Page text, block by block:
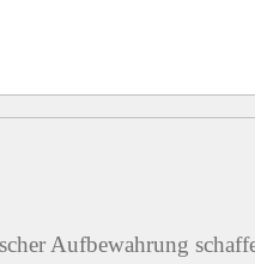
Aufbewahrung